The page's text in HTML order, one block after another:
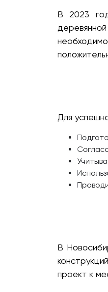
В 2023
Для
В
проект к